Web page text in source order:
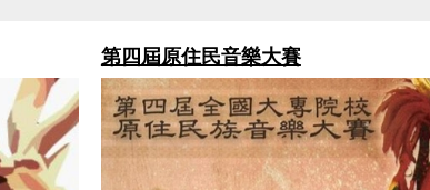
第四屆原住民音樂大賽